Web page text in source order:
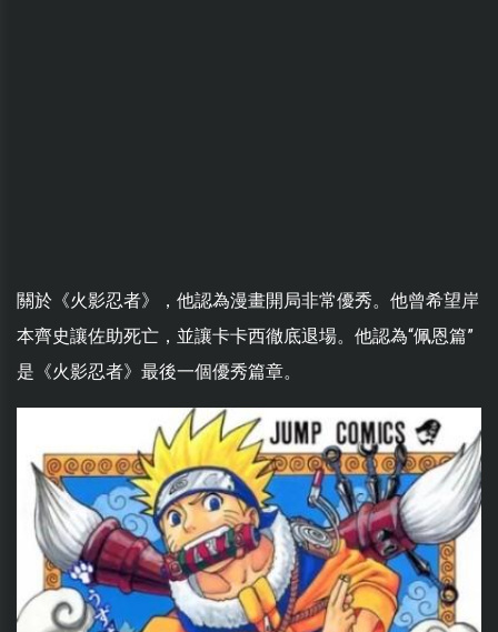
關於《火影忍者》，他認為漫畫開局非常優秀。他曾希望岸
本齊史讓佐助死亡，並讓卡卡西徹底退場。他認為“佩恩篇”
是《火影忍者》最後一個優秀篇章。